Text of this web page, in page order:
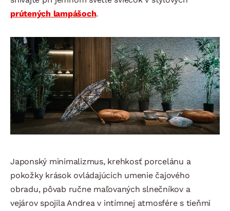
prútených lampášoch.
Japonský minimalizmus, krehkosť porcelánu a
pokožky krások ovládajúcich umenie čajového
obradu, pôvab ručne maľovaných slnečníkov a
vejárov spojila Andrea v intímnej atmosfére s tieňmi